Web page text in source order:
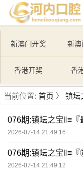
新澳门开奖 新澳
香港开奖 香
当前位置: 首页 〉 镇坛
076期:镇坛之宝‖≡
2026-07-14 21:49:16
076期:镇坛之宝‖≡『
2026-07-14 21:49:12